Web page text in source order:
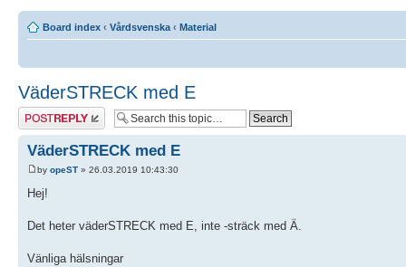
Board index ‹ Vårdsvenska ‹ Material
VäderSTRECK med E
Post a reply
VäderSTRECK med E
by opeST » 26.03.2019 10:43:30
Hej!
Det heter väderSTRECK med E, inte -sträck med Ä.
Vänliga hälsningar